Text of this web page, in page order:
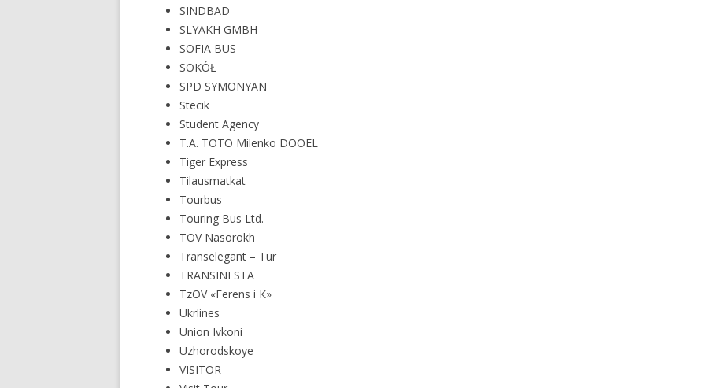
SINDBAD
SLYAKH GMBH
SOFIA BUS
SOKÓŁ
SPD SYMONYAN
Stecik
Student Agency
T.A. TOTO Milenko DOOEL
Tiger Express
Tilausmatkat
Tourbus
Touring Bus Ltd.
TOV Nasorokh
Transelegant – Tur
TRANSINESTA
TzOV «Ferens і К»
Ukrlines
Union Ivkoni
Uzhorodskoye
VISITOR